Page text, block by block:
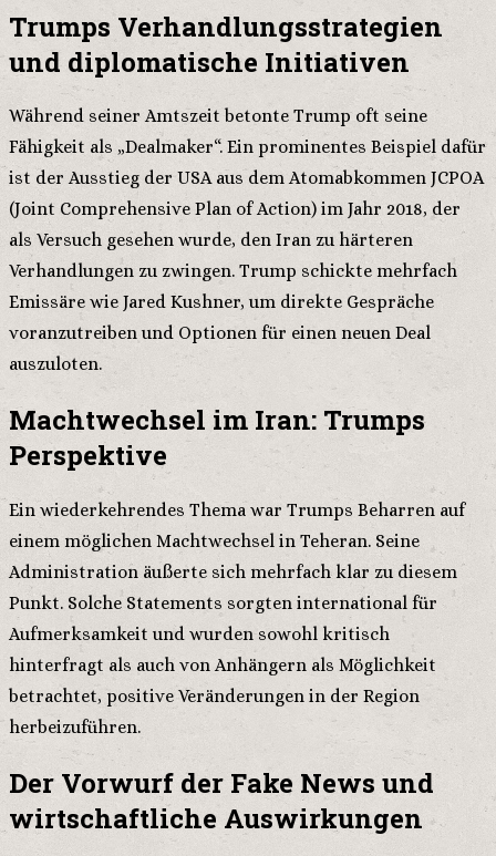
Trumps Verhandlungsstrategien
und diplomatische Initiativen
Während seiner Amtszeit betonte Trump oft seine
Fähigkeit als „Dealmaker“. Ein prominentes Beispiel dafür
ist der Ausstieg der USA aus dem Atomabkommen JCPOA
(Joint Comprehensive Plan of Action) im Jahr 2018, der
als Versuch gesehen wurde, den Iran zu härteren
Verhandlungen zu zwingen. Trump schickte mehrfach
Emissäre wie Jared Kushner, um direkte Gespräche
voranzutreiben und Optionen für einen neuen Deal
auszuloten.
Machtwechsel im Iran: Trumps
Perspektive
Ein wiederkehrendes Thema war Trumps Beharren auf
einem möglichen Machtwechsel in Teheran. Seine
Administration äußerte sich mehrfach klar zu diesem
Punkt. Solche Statements sorgten international für
Aufmerksamkeit und wurden sowohl kritisch
hinterfragt als auch von Anhängern als Möglichkeit
betrachtet, positive Veränderungen in der Region
herbeizuführen.
Der Vorwurf der Fake News und
wirtschaftliche Auswirkungen